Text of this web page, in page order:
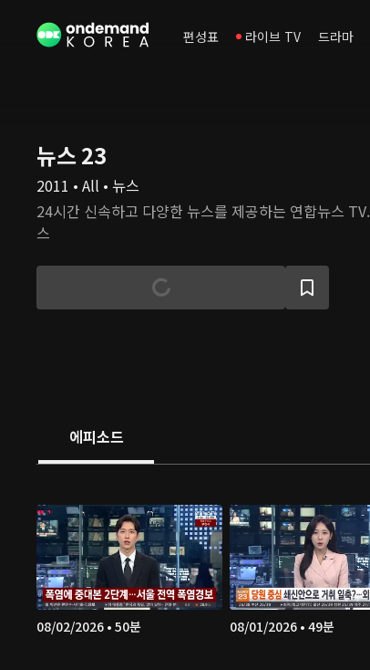
편성표 라이브 TV 드라마
뉴스 23
2011 • All • 뉴스
24시간 신속하고 다양한 뉴스를 제공하는 연합뉴스 TV. 하루를 정리하는 밤 11시 뉴
스
에피소드
08/02/2026 • 50분 08/01/2026 • 49분